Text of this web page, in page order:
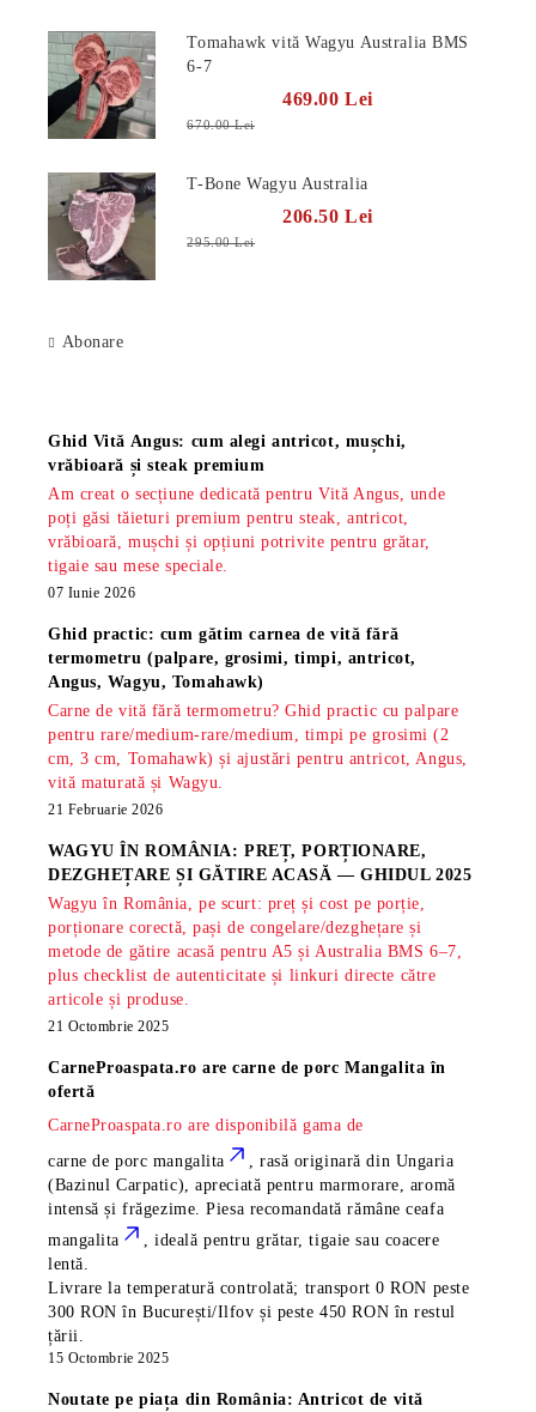
Tomahawk vită Wagyu Australia BMS
6-7
469.00 Lei
670.00 Lei
T-Bone Wagyu Australia
206.50 Lei
295.00 Lei
Abonare
Ghid Vită Angus: cum alegi antricot, mușchi,
vrăbioară și steak premium
Am creat o secțiune dedicată pentru Vită Angus, unde
poți găsi tăieturi premium pentru steak, antricot,
vrăbioară, mușchi și opțiuni potrivite pentru grătar,
tigaie sau mese speciale.
07 Iunie 2026
Ghid practic: cum gătim carnea de vită fără
termometru (palpare, grosimi, timpi, antricot,
Angus, Wagyu, Tomahawk)
Carne de vită fără termometru? Ghid practic cu palpare
pentru rare/medium-rare/medium, timpi pe grosimi (2
cm, 3 cm, Tomahawk) și ajustări pentru antricot, Angus,
vită maturată și Wagyu.
21 Februarie 2026
WAGYU ÎN ROMÂNIA: PREȚ, PORȚIONARE,
DEZGHEȚARE ȘI GĂTIRE ACASĂ — GHIDUL 2025
Wagyu în România, pe scurt: preț și cost pe porție,
porționare corectă, pași de congelare/dezghețare și
metode de gătire acasă pentru A5 și Australia BMS 6–7,
plus checklist de autenticitate și linkuri directe către
articole și produse.
21 Octombrie 2025
CarneProaspata.ro arecarne de porc Mangalita în
ofertă
CarneProaspata.ro are disponibilă gama de
carne de porc mangalita
, rasă originară din Ungaria
(Bazinul Carpatic), apreciată pentru marmorare, aromă
intensă și frăgezime. Piesa recomandată rămâneceafa
mangalita
, ideală pentru grătar, tigaie sau coacere
lentă.
Livrare la temperatură controlată; transport 0 RON peste
300 RON în București/Ilfov și peste 450 RON în restul
țării.
15 Octombrie 2025
Noutate pe piața din România: Antricot de vită